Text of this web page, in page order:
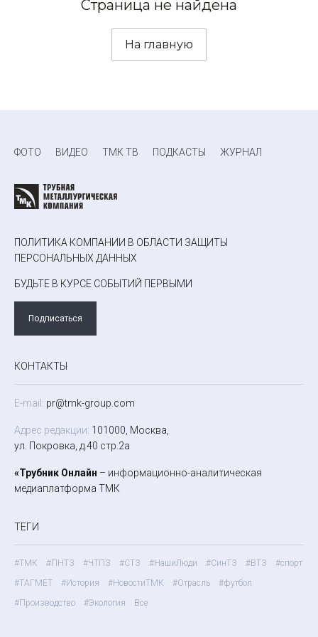
Страница не найдена
На главную
ФОТО ВИДЕО ТМК ТВ ПОДКАСТЫ ЖУРНАЛ
ПОЛИТИКА КОМПАНИИ В ОБЛАСТИ ЗАЩИТЫ
ПЕРСОНАЛЬНЫХ ДАННЫХ
БУДЬТЕ В КУРСЕ СОБЫТИЙ ПЕРВЫМИ
Подписаться
КОНТАКТЫ
E-mail: pr@tmk-group.com
Адрес редакции: 101000, Москва,
ул. Покровка, д.40 стр.2а
«Трубник Онлайн – информационно-аналитическая
медиаплатформа ТМК
ТЕГИ
#ТМК #ПНТЗ #ЧТПЗ #СТЗ #НашиЛюди #СинТЗ #ВТЗ
#спорт
#ТАГМЕТ
#История #НовостиТМК #Отрасль
#футбол
#Производство
#Экология Все